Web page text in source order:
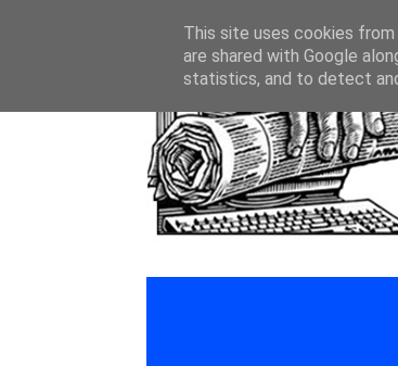
This site uses cookies
are shared with Google
statistics, and to detect